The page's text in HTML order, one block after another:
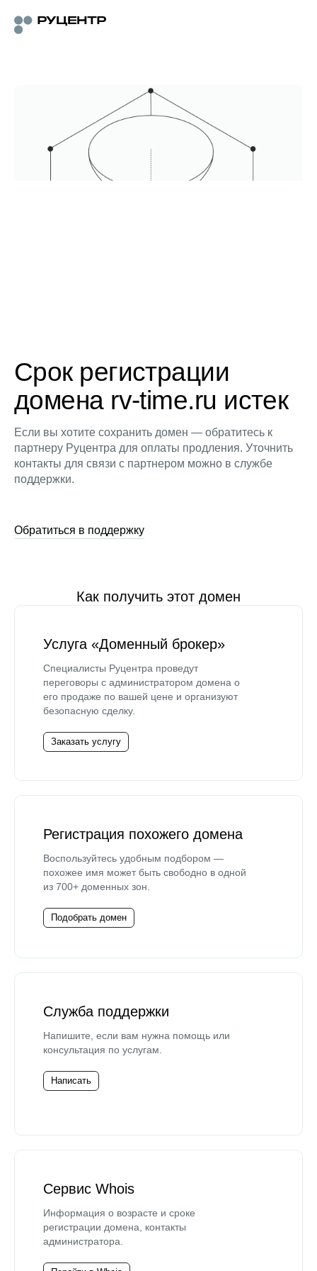
Срок регистрации
домена rv-time.ru истек
Если вы хотите сохранить домен — обратитесь к
партнеру Руцентра для оплаты продления. Уточнить
контакты для связи с партнером можно в службе
поддержки.
Обратиться в поддержку
Как получить этот домен
Услуга «Доменный брокер»
Специалисты Руцентра проведут
переговоры с администратором домена о
его продаже по вашей цене и организуют
безопасную сделку.
Заказать услугу
Регистрация похожего домена
Воспользуйтесь удобным подбором —
похожее имя может быть свободно в одной
из 700+ доменных зон.
Подобрать домен
Служба поддержки
Напишите, если вам нужна помощь или
консультация по услугам.
Написать
Сервис Whois
Информация о возрасте и сроке
регистрации домена, контакты
администратора.